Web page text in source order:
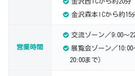
金沢西ICから約20分
金沢森本ICから約15
営業時間
交流ゾーン／9:00～
展覧会ゾーン／
20:00まで）